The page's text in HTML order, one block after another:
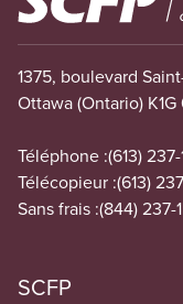
1375, boulevard
Ottawa (Ontario) K1G
Téléphone :(613)
Télécopieur :(613)
Sans frais :(844) 237-
SCFP